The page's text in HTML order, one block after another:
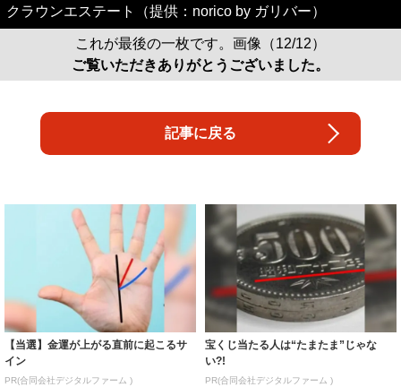
クラウンエステート（提供：norico by ガリバー）
これが最後の一枚です。画像（12/12）
ご覧いただきありがとうございました。
記事に戻る
【当選】金運が上がる直前に起こるサ
イン
PR(合同会社デジタルファーム )
宝くじ当たる人は“たまたま”じゃな
い?!
PR(合同会社デジタルファーム )